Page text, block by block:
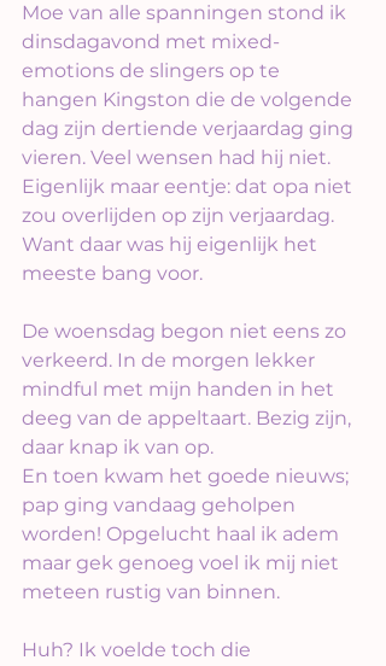
Moe van alle spanningen stond ik
dinsdagavond met mixed-
emotions de slingers op te
hangen Kingston die de volgende
dag zijn dertiende verjaardag ging
vieren. Veel wensen had hij niet.
Eigenlijk maar eentje: dat opa niet
zou overlijden op zijn verjaardag.
Want daar was hij eigenlijk het
meeste bang voor.
De woensdag begon niet eens zo
verkeerd. In de morgen lekker
mindful met mijn handen in het
deeg van de appeltaart. Bezig zijn,
daar knap ik van op.
En toen kwam het goede nieuws;
pap ging vandaag geholpen
worden! Opgelucht haal ik adem
maar gek genoeg voel ik mij niet
meteen rustig van binnen.
Huh? Ik voelde toch die